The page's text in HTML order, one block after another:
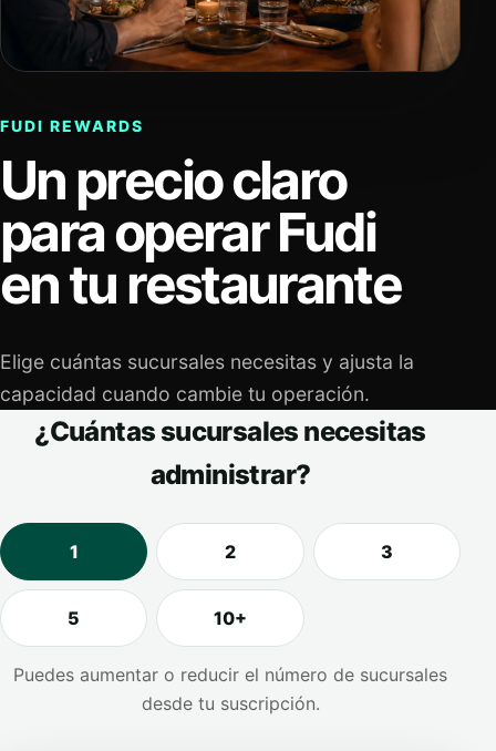
FUDI REWARDS
Un precio claro
para operar Fudi
en tu restaurante
Elige cuántas sucursales necesitas y ajusta la
capacidad cuando cambie tu operación.
¿Cuántas sucursales necesitas
administrar?
1 2 3
5 10+
Puedes aumentar o reducir el número de sucursales
desde tu suscripción.